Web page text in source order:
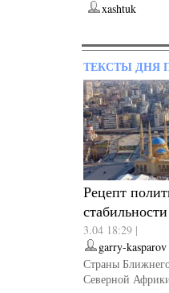
xashtuk
ТЕКСТЫ ДНЯ
Рецепт
стабильности
3.04 18:29 |
garry-kasparov
Страны
Северной